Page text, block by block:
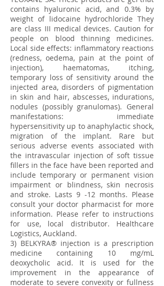
contains hyaluronic acid, and 0.3% by
weight of lidocaine hydrochloride They
are class III medical devices. Caution for
people on blood thinning medicines.
Local side effects: inflammatory reactions
(redness, oedema, pain at the point of
injection), haematomas, itching,
temporary loss of sensitivity around the
injected area, disorders of pigmentation
in skin and hair, abscesses, indurations,
nodules (possibly granulomas). General
manifestations: immediate
hypersensitivity up to anaphylactic shock,
migration of the implant. Rare but
serious adverse events associated with
the intravascular injection of soft tissue
fillers in the face have been reported and
include temporary or permanent vision
impairment or blindness, skin necrosis
and stroke. Lasts 9 -12 months. Please
consult your doctor pharmacist for more
information. Please refer to instructions
for use, local distributor. Healthcare
Logistics, Auckland.
3) BELKYRA® injection is a prescription
medicine containing 10 mg/mL
deoxycholic acid. It is used for the
improvement in the appearance of
moderate to severe convexity or fullness